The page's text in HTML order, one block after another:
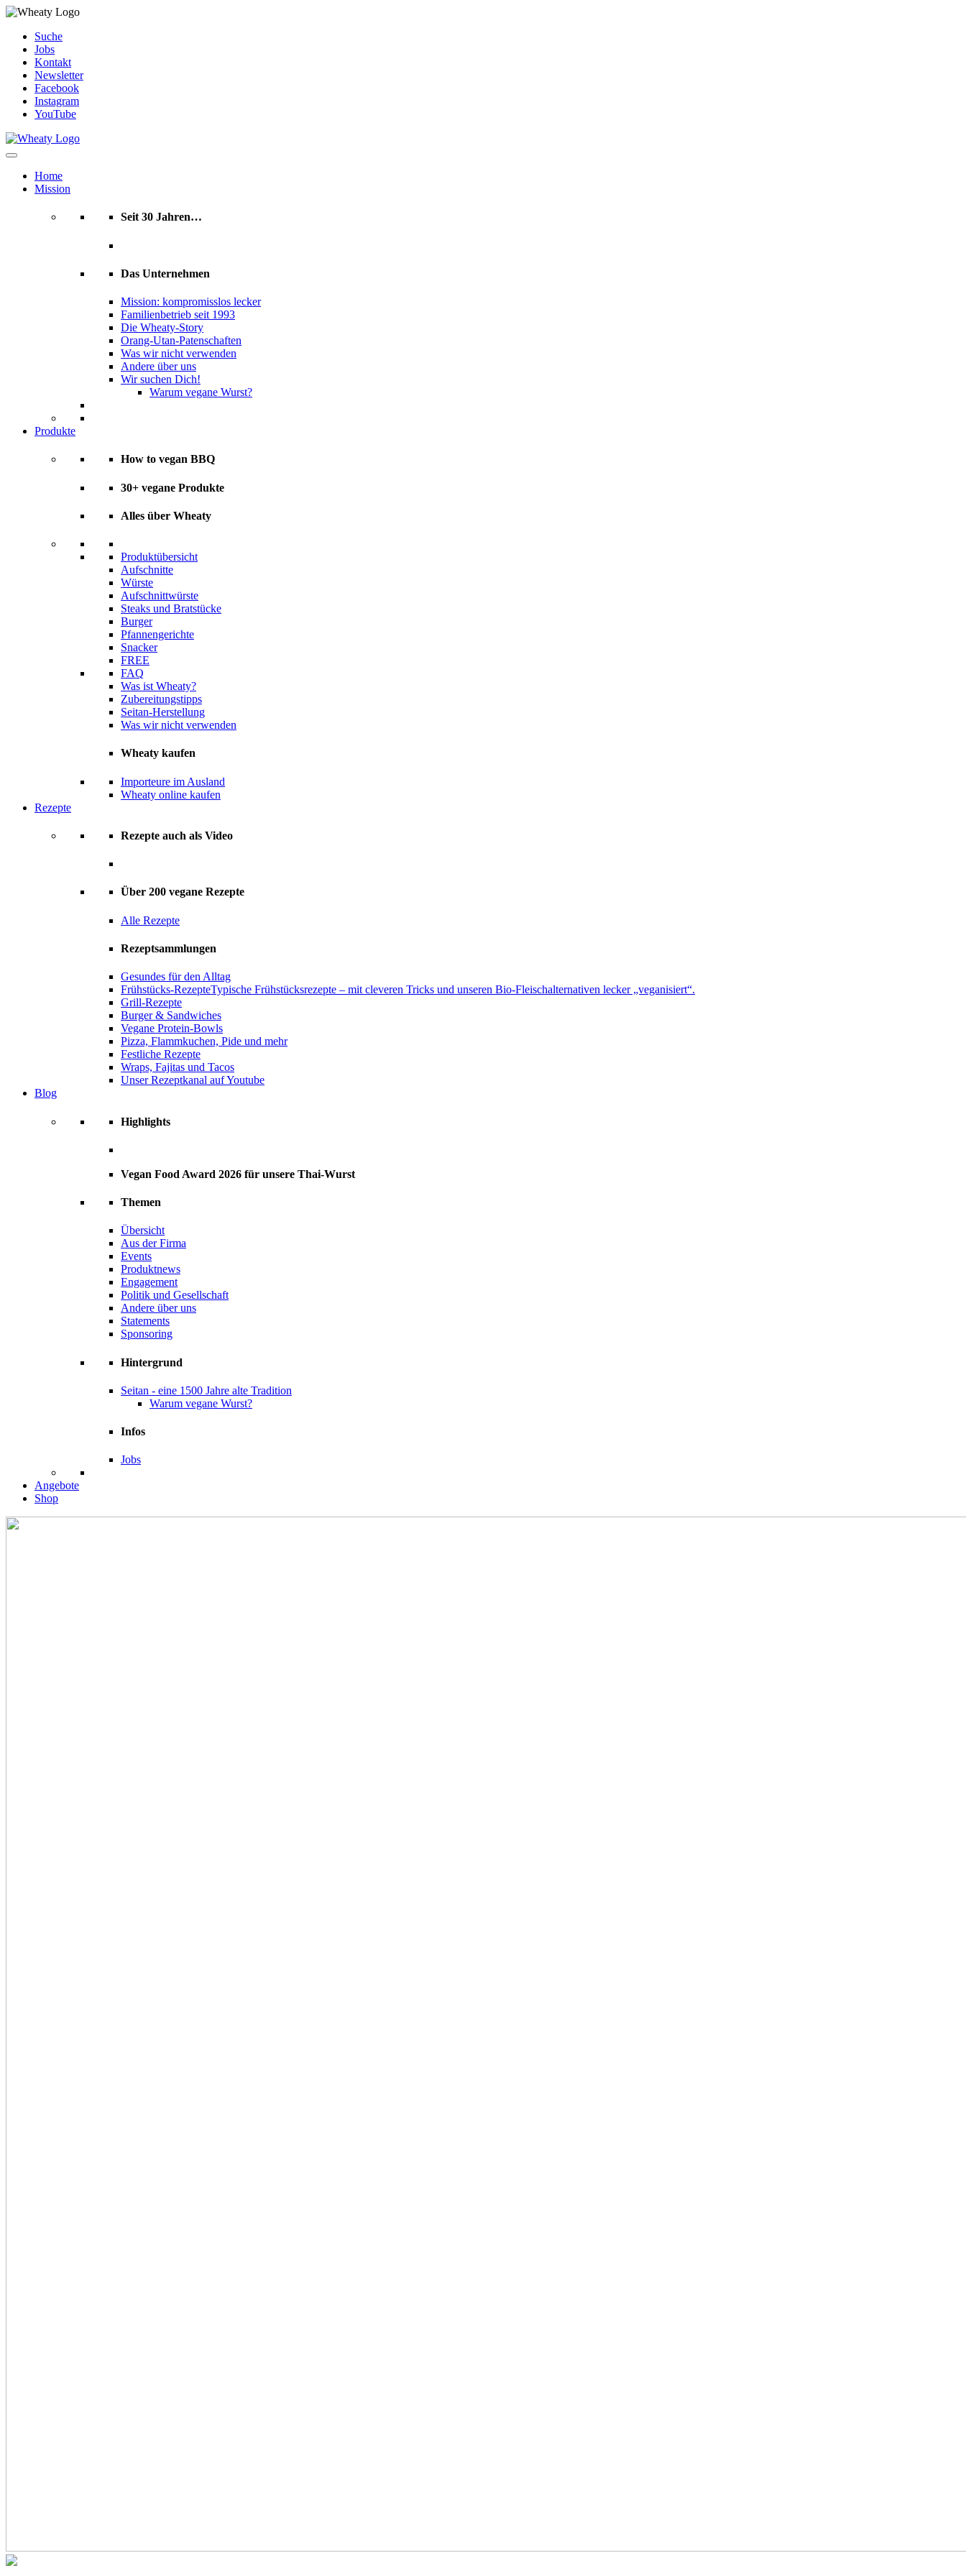
Skip
content
Suche
Jobs
Kontakt
Newsletter
Facebook
Instagram
YouTube
Home
Mission
Seit 30 Jahren…
Das Unternehmen
Mission: kompromisslos lecker
Familienbetrieb seit 1993
Die Wheaty-Story
Orang-Utan-Patenschaften
Was wir nicht verwenden
Andere über uns
Wir suchen Dich!
Warum vegane Wurst?
Produkte
How to vegan BBQ
30+ vegane Produkte
Alles über Wheaty
Produktübersicht
Aufschnitte
Würste
Aufschnittwürste
Steaks und Bratstücke
Burger
Pfannengerichte
Snacker
FREE
FAQ
Was ist Wheaty?
Zubereitungstipps
Seitan-Herstellung
Was wir nicht verwenden
Wheaty kaufen
Importeure im Ausland
Wheaty online kaufen
Rezepte
Rezepte auch als Video
Über 200 vegane Rezepte
Alle Rezepte
Rezeptsammlungen
Gesundes für den Alltag
Frühstücks-RezepteTypische Frühstücksrezepte – mit cleveren Tricks und unseren Bio-Fleischalternativen lecker „veganisiert“.
Grill-Rezepte
Burger & Sandwiches
Vegane Protein-Bowls
Pizza, Flammkuchen, Pide und mehr
Festliche Rezepte
Wraps, Fajitas und Tacos
Unser Rezeptkanal auf Youtube
Blog
Highlights
Vegan Food Award 2026 für unsere Thai-Wurst
Themen
Übersicht
Aus der Firma
Events
Produktnews
Engagement
Politik und Gesellschaft
Andere über uns
Statements
Sponsoring
Hintergrund
Seitan - eine 1500 Jahre alte Tradition
Warum vegane Wurst?
Infos
Jobs
Angebote
Shop